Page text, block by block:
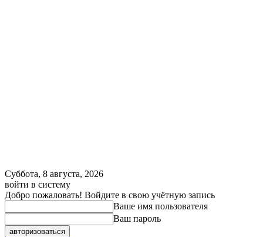
Суббота, 8 августа, 2026
войти в систему
Добро пожаловать! Войдите в свою учётную запись
Ваше имя пользователя
Ваш пароль